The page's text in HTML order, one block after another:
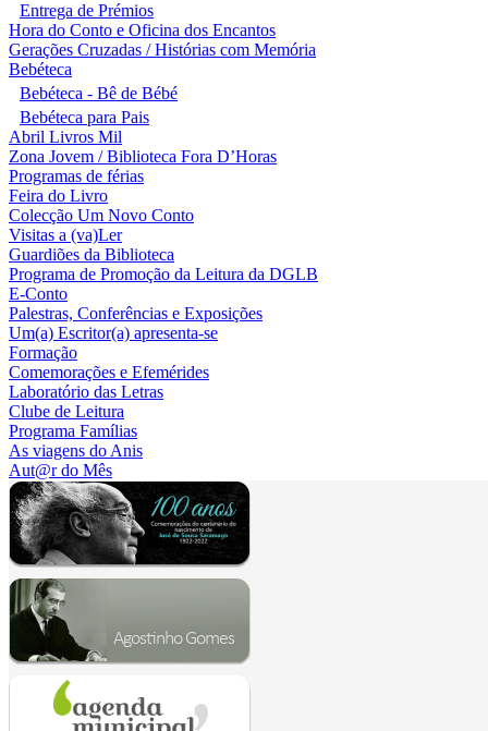
Entrega de Prémios
Hora do Conto e Oficina dos Encantos
Gerações Cruzadas / Histórias com Memória
Bebéteca
Bebéteca - Bê de Bébé
Bebéteca para Pais
Abril Livros Mil
Zona Jovem / Biblioteca Fora D’Horas
Programas de férias
Feira do Livro
Colecção Um Novo Conto
Visitas a (va)Ler
Guardiões da Biblioteca
Programa de Promoção da Leitura da DGLB
E-Conto
Palestras, Conferências e Exposições
Um(a) Escritor(a) apresenta-se
Formação
Comemorações e Efemérides
Laboratório das Letras
Clube de Leitura
Programa Famílias
As viagens do Anis
Aut@r do Mês